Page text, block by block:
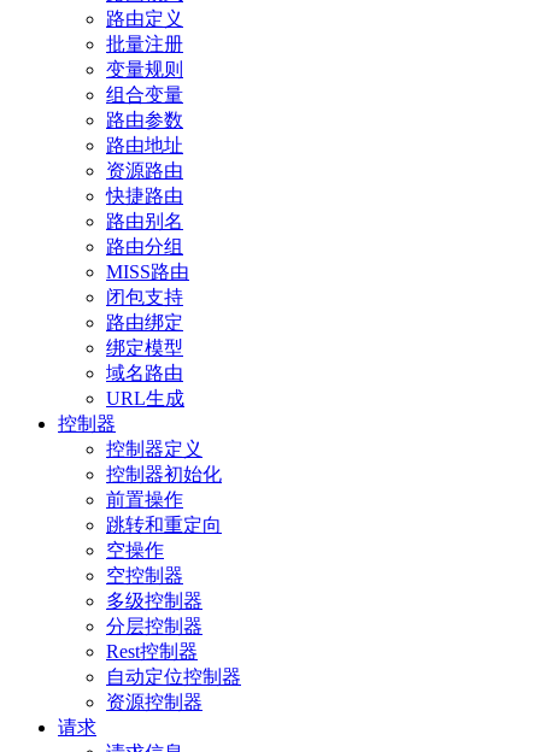
路由定义
批量注册
变量规则
组合变量
路由参数
路由地址
资源路由
快捷路由
路由别名
路由分组
MISS路由
闭包支持
路由绑定
绑定模型
域名路由
URL生成
控制器
控制器定义
控制器初始化
前置操作
跳转和重定向
空操作
空控制器
多级控制器
分层控制器
Rest控制器
自动定位控制器
资源控制器
请求